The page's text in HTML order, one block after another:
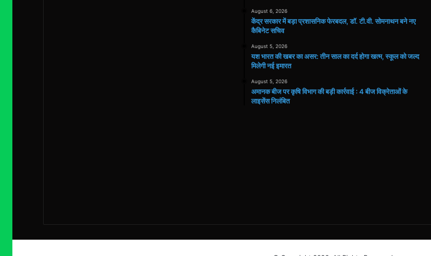
August 6, 2026
केंद्र सरकार में बड़ा प्रशासनिक फेरबदल, डॉ. टी.वी. सोमनाथन बने नए
कैबिनेट सचिव
August 5, 2026
यश भारत की खबर का असर: तीन साल का दर्द होगा खत्म, स्कूल को जल्द
मिलेगी नई इमारत
August 5, 2026
अमानक बीज पर कृषि विभाग की बड़ी कार्रवाई : 4 बीज विक्रेताओं के
लाइसेंस निलंबित